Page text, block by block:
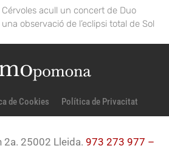
acull un concert de Duo
observació de l’eclipsi total de Sol
de Cookies Política de Privacitat
2a. 25002 Lleida. 973 273 977 –